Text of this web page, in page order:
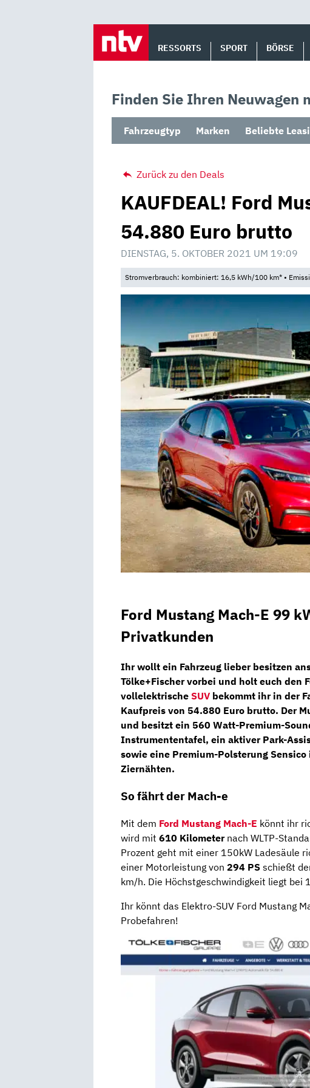
RESSORTS SPORT BÖRSE
Finden Sie Ihren Neuwagen
Fahrzeugtyp Marken Beliebte
Zurück zu den Deals
KAUFDEAL! Ford
54.880 Euro brutto
DIENSTAG, 5. OKTOBER 2021 UM 19:09
Stromverbrauch: kombiniert: 16,5 kWh/100 km* •
Ford Mustang Mach-E 99
Privatkunden
Ihr wollt ein Fahrzeug lieber besitzen
Tölke+Fischervorbei und holt euch den
vollelektrische SUV bekommt ihr in der
Kaufpreis von 54.880 Euro brutto. Der
und besitzt ein 560 Watt-Premium-
Instrumententafel, ein aktiver Park-
sowie eine Premium-Polsterung Sensico
Ziernähten.
So fährt der Mach-e
Mit dem Ford Mustang Mach-E könnt ihr
wird mit 610 Kilometernach WLTP-
Prozent geht mit einer 150kW Ladesäule
einer Motorleistung von 294 PS schießt
km/h. Die Höchstgeschwindigkeit liegt bei
Ihr könnt das Elektro-SUV Ford Mustang
Probefahren!